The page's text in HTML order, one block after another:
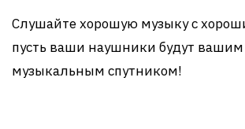
Слушайте хорошую музыку с
пусть ваши наушники будут
музыкальным спутником!